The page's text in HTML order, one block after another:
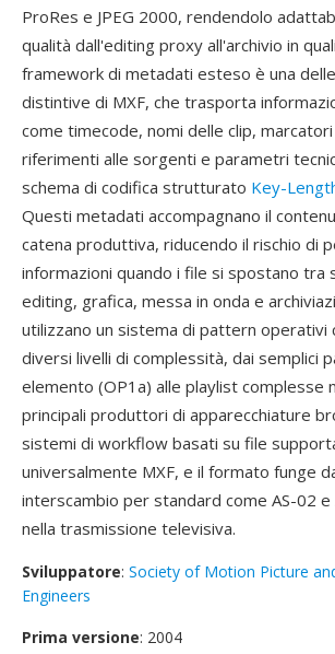
ProRes e JPEG 2000, rendendolo
qualità dall'editing proxy all'archivio in
framework di metadati esteso è una
distintive di MXF, che trasporta
come timecode, nomi delle clip,
riferimenti alle sorgenti e parametri
schema di codifica strutturato Key-
Questi metadati accompagnano il
catena produttiva, riducendo il rischio di
informazioni quando i file si spostano tra
editing, grafica, messa in onda e
utilizzano un sistema di pattern operativi
diversi livelli di complessità, dai semplici
elemento (OP1a) alle playlist complesse
principali produttori di apparecchiature
sistemi di workflow basati su file
universalmente MXF, e il formato funge
interscambio per standard come AS-02 e
nella trasmissione televisiva.
Sviluppatore: Society of Motion Picture
Engineers
Prima versione: 2004